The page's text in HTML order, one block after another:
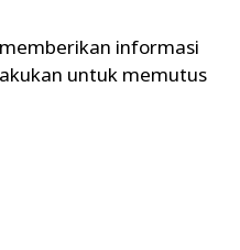
informasi
untuk memutus